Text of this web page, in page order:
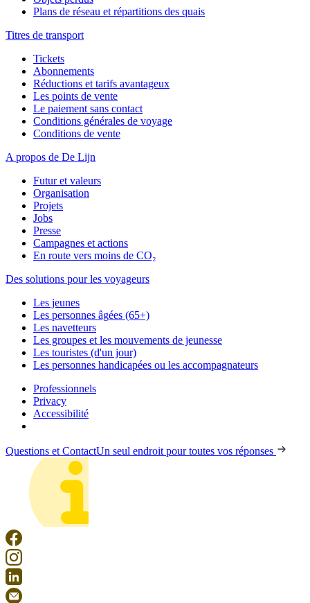
Plans de réseau et répartitions des quais
Titres de transport
Tickets
Abonnements
Réductions et tarifs avantageux
Les points de vente
Le paiement sans contact
Conditions générales de voyage
Conditions de vente
A propos de De Lijn
Futur et valeurs
Organisation
Projets
Jobs
Presse
Campagnes et actions
En route vers moins de CO₂
Des solutions pour les voyageurs
Les jeunes
Les personnes âgées (65+)
Les navetteurs
Les groupes et les mouvements de jeunesse
Les touristes (d'un jour)
Les personnes handicapées ou les accompagnateurs
Professionnels
Privacy
Accessibilité
Questions et ContactUn seul endroit pour toutes vos réponses